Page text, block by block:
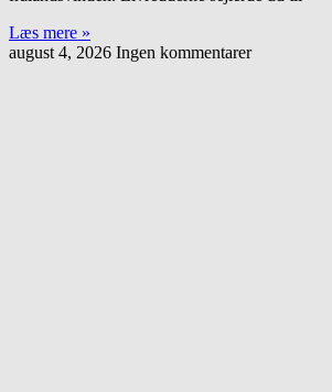
Læs mere »
august 4, 2026 Ingen kommentarer